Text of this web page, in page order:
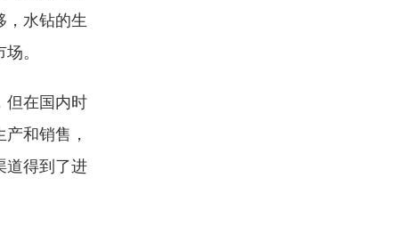
，水钻的生
。
但在国内时
和销售，
道得到了进